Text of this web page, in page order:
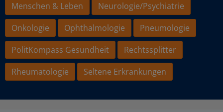
Menschen & Leben
Neurologie/Psychiatrie
Onkologie
Ophthalmologie
Pneumologie
PolitKompass Gesundheit
Rechtssplitter
Rheumatologie
Seltene Erkrankungen